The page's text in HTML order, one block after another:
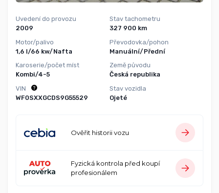
Uvedení do provozu
2009
Motor/palivo
1,6 l/66 kw/Nafta
Karoserie/počet míst
Kombi/4-5
Stav tachometru
327 900 km
Převodovka/pohon
Manuální/Přední
Země původu
Česká republika
VIN
WF0SXXGCDS9G55529
Stav vozidla
Ojeté
Ověřit historii vozu
Fyzická kontrola před koupí
profesionálem